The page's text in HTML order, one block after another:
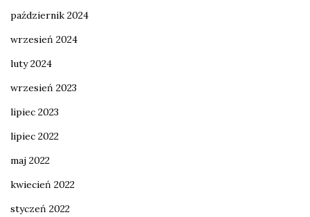
październik 2024
wrzesień 2024
luty 2024
wrzesień 2023
lipiec 2023
lipiec 2022
maj 2022
kwiecień 2022
styczeń 2022